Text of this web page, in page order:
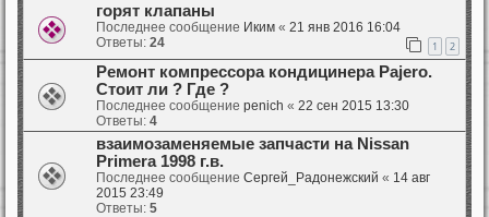
горят клапаны
Последнее сообщение Иким « 21 янв 2016 16:04
Ответы: 24 1 2
Ремонт компрессора кондицинера Pajero.
Стоит ли ? Где ?
Последнее сообщение penich « 22 сен 2015 13:30
Ответы: 4
взаимозаменяемые запчасти на Nissan
Primera 1998 г.в.
Последнее сообщение Сергей_Радонежский « 14 авг
2015 23:49
Ответы: 5